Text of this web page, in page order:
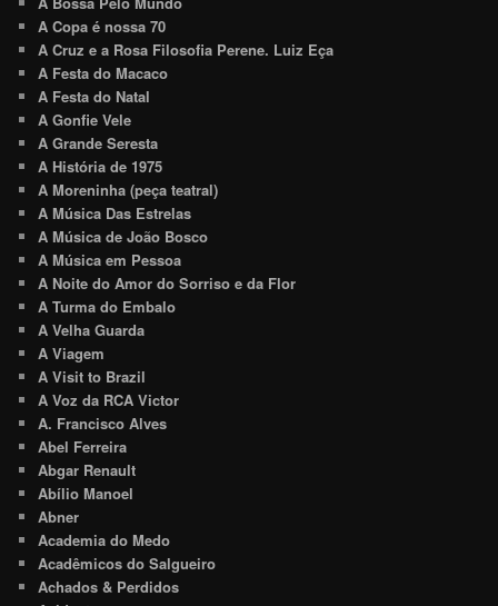
A Copa é nossa 70
A Cruz e a Rosa Filosofia Perene. Luiz Eça
A Festa do Macaco
A Festa do Natal
A Gonfie Vele
A Grande Seresta
A História de 1975
A Moreninha (peça teatral)
A Música Das Estrelas
A Música de João Bosco
A Música em Pessoa
A Noite do Amor do Sorriso e da Flor
A Turma do Embalo
A Velha Guarda
A Viagem
A Visit to Brazil
A Voz da RCA Victor
A. Francisco Alves
Abel Ferreira
Abgar Renault
Abílio Manoel
Abner
Academia do Medo
Acadêmicos do Salgueiro
Achados & Perdidos